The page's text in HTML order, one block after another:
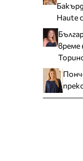
Haute
време